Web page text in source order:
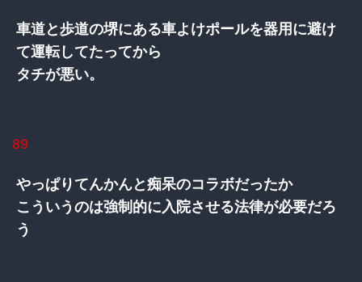
車道と歩道の堺にある車よけポールを器用に避け
て運転してたってから
タチが悪い。
89
やっぱりてんかんと痴呆のコラボだったか
こういうのは強制的に入院させる法律が必要だろ
う